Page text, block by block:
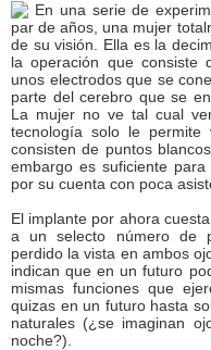
En una serie de
par de años, una mujer
de su visión. Ella es la
la operación que consiste
unos electrodos que se
parte del cerebro que se
La mujer no ve tal cual
tecnología solo le
consisten de puntos
embargo es suficiente
por su cuenta con poca
El implante por ahora
a un selecto número de
perdido la vista en ambos
indican que en un futuro
mismas funciones que
quizas en un futuro hasta
naturales (¿se imaginan
noche?).